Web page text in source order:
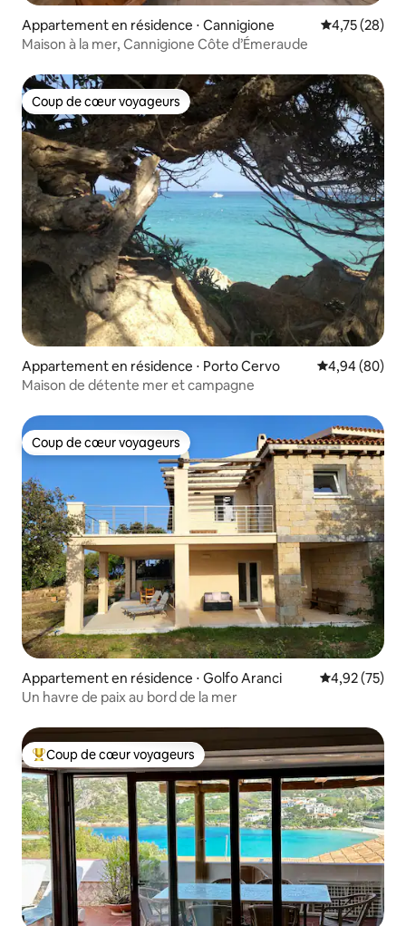
Appartement en résidence ⋅ Cannigione Évaluation
4,75 (28)
Maison à la mer, Cannigione Côte d’Émeraude
Coup de cœur voyageurs
Coup de cœur voyageurs
Appartement en résidence ⋅ Porto Cervo Évaluation
4,94 (80)
Maison de détente mer et campagne
Coup de cœur voyageurs
Coup de cœur voyageurs
Appartement en résidence ⋅ Golfo Aranci Évaluation
4,92 (75)
Un havre de paix au bord de la mer
Coups de cœur voyageurs les plus appréciés
Coup de cœur voyageurs